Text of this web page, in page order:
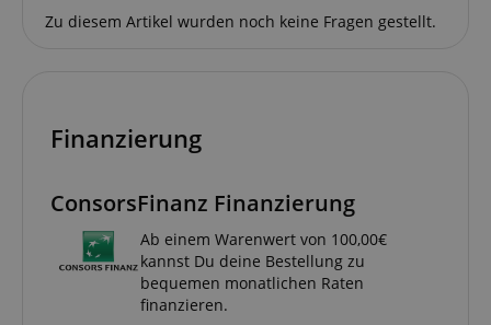
Zu diesem Artikel wurden noch keine Fragen gestellt.
Finanzierung
ConsorsFinanz Finanzierung
Ab einem Warenwert von 100,00€
kannst Du deine Bestellung zu
bequemen monatlichen Raten
finanzieren.
Notwendig Statistik
Marketing
der Website zu gewährleisten, dir grundlegende
Einkaufs-Funktionen bereitzustellen, das Einkaufen
Cookie
Anbieter / Domain
FPGSID
.kirstein.de